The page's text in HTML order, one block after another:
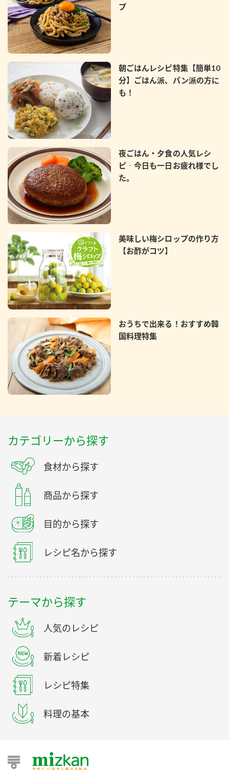
プ
朝ごはんレシピ特集【簡単10
分】ごはん派、パン派の方に
も！
夜ごはん・夕食の人気レシ
ピ‐今日も一日お疲れ様でし
た。
美味しい梅シロップの作り方
【お酢がコツ】
おうちで出来る！おすすめ韓
国料理特集
カテゴリーから探す
食材から探す
商品から探す
目的から探す
レシピ名から探す
テーマから探す
人気のレシピ
新着レシピ
レシピ特集
料理の基本